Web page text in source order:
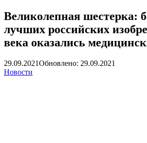
Великолепная шестерка:
лучших российских
века оказались
29.09.2021Обновлено: 29.09.2021
Новости